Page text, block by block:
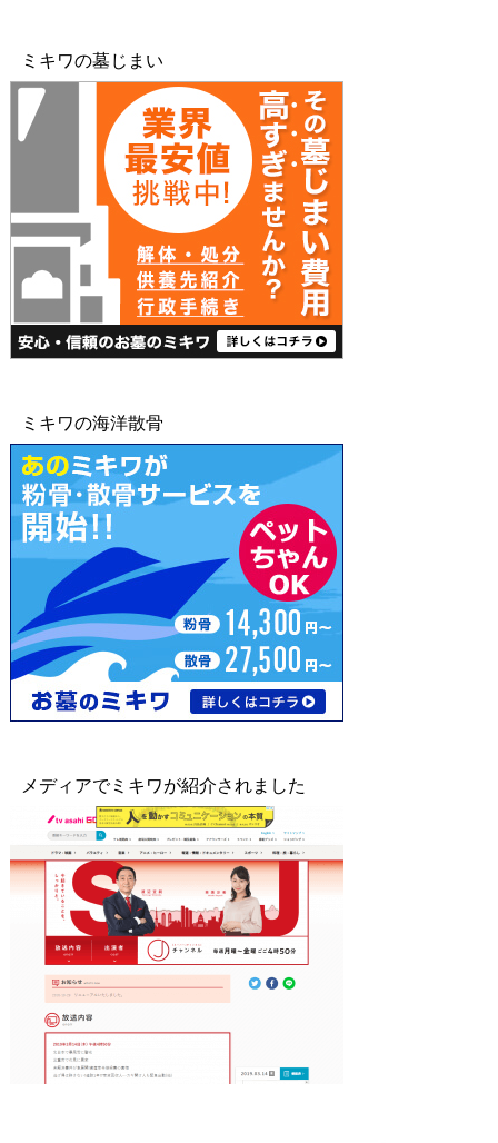
ミキワの墓じまい
ミキワの海洋散骨
メディアでミキワが紹介されました